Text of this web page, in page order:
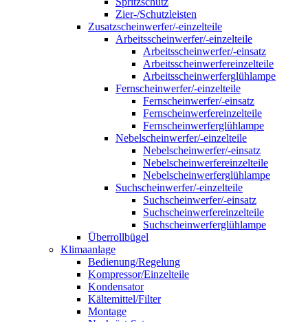
Zier-/Schutzleisten
Zusatzscheinwerfer/-einzelteile
Arbeitsscheinwerfer/-einzelteile
Arbeitsscheinwerfer/-einsatz
Arbeitsscheinwerfereinzelteile
Arbeitsscheinwerferglühlampe
Fernscheinwerfer/-einzelteile
Fernscheinwerfer/-einsatz
Fernscheinwerfereinzelteile
Fernscheinwerferglühlampe
Nebelscheinwerfer/-einzelteile
Nebelscheinwerfer/-einsatz
Nebelscheinwerfereinzelteile
Nebelscheinwerferglühlampe
Suchscheinwerfer/-einzelteile
Suchscheinwerfer/-einsatz
Suchscheinwerfereinzelteile
Suchscheinwerferglühlampe
Überrollbügel
Klimaanlage
Bedienung/Regelung
Kompressor/Einzelteile
Kondensator
Kältemittel/Filter
Montage